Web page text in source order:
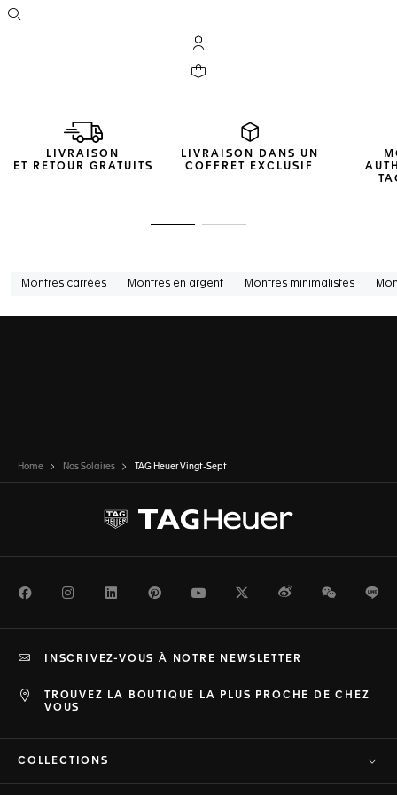
Ouvrir la barre de recherche
Compte My TAG Heuer
Votre panier contient 0 produit(s)
LIVRAISON
ET RETOUR GRATUITS
LIVRAISON DANS UN
COFFRET EXCLUSIF
Montres carrées Montres en argent Montres minimalistes
Home Nos Solaires TAG Heuer Vingt-Sept
FacebookInstagramLinkedInPinterestYoutubeTwitterWeiboWeChat
TROUVEZ LA BOUTIQUE LA PLUS PROCHE DE CHEZ
VOUS
INSCRIVEZ-VOUS À NOTRE NEWSLETTER
COLLECTIONS